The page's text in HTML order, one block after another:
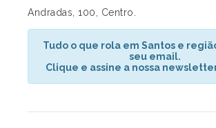
Andradas, 100, Centro.
Tudo o que rola em Santos e
seu email.
Clique e assine a nossa